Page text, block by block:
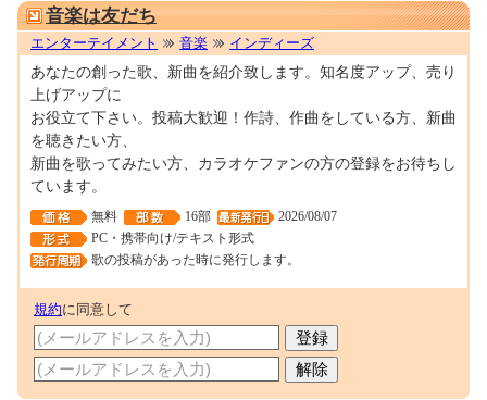
音楽は友だち
エンターテイメント 音楽 インディーズ
あなたの創った歌、新曲を紹介致します。知名度アップ、売り
上げアップに
お役立て下さい。投稿大歓迎！作詩、作曲をしている方、新曲
を聴きたい方、
新曲を歌ってみたい方、カラオケファンの方の登録をお待ちし
ています。
無料 16部
2026/08/07
PC・携帯向け/テキスト形式
歌の投稿があった時に発行します。
規約に同意して